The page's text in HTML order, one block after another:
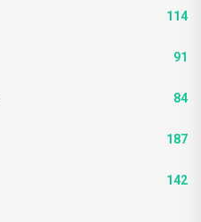
114
91
84
187
142